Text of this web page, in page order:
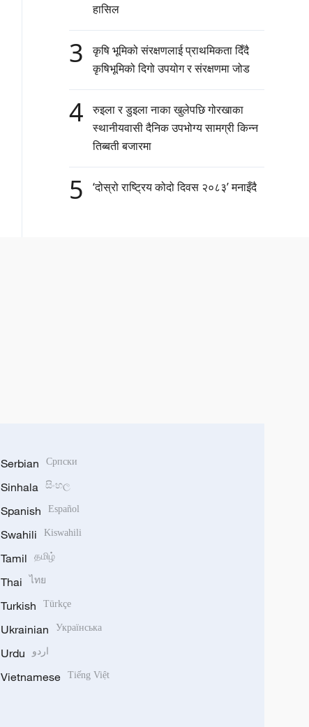
हासिल
3
कृषि भूमिको संरक्षणलाई प्राथमिकता दिँदै
कृषिभूमिको दिगो उपयोग र संरक्षणमा जोड
4
रुइला र डुइला नाका खुलेपछि गोरखाका
स्थानीयवासी दैनिक उपभोग्य सामग्री किन्न
तिब्बती बजारमा
5 ‘दोस्रो राष्ट्रिय कोदो दिवस २०८३’ मनाइँदै
Serbian Српски
Sinhala සිංහල
Spanish Español
Swahili Kiswahili
Tamil தமிழ்
Thai ไทย
Turkish Türkçe
Ukrainian Українська
Urdu اردو
Vietnamese Tiếng Việt